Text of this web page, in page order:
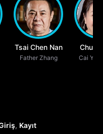
Tsai Chen Nan
Father Zhang
Cai Yu
, Kayıt